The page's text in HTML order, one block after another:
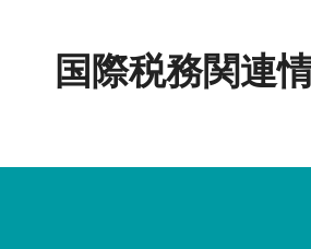
国際税務関連